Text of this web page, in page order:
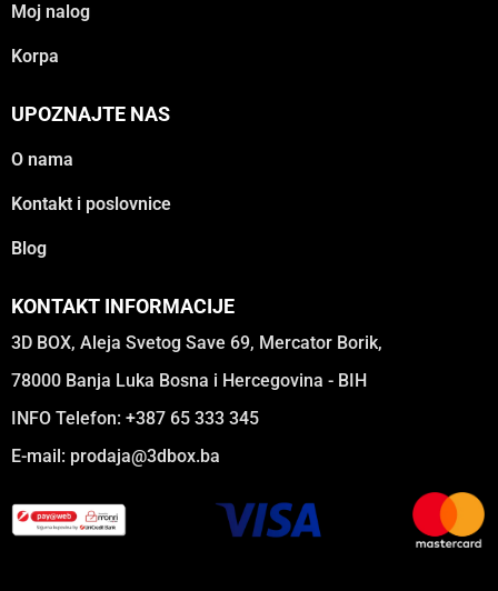
Moj nalog
Korpa
UPOZNAJTE NAS
O nama
Kontakt i poslovnice
Blog
KONTAKT INFORMACIJE
3D BOX, Aleja Svetog Save 69, Mercator Borik,
78000 Banja Luka Bosna i Hercegovina - BIH
INFO Telefon: +387 65 333 345
E-mail: prodaja@3dbox.ba